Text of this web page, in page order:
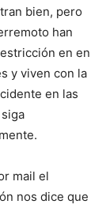
bien, pero
han
en en
y viven con la
en las
mail el
nos dice que